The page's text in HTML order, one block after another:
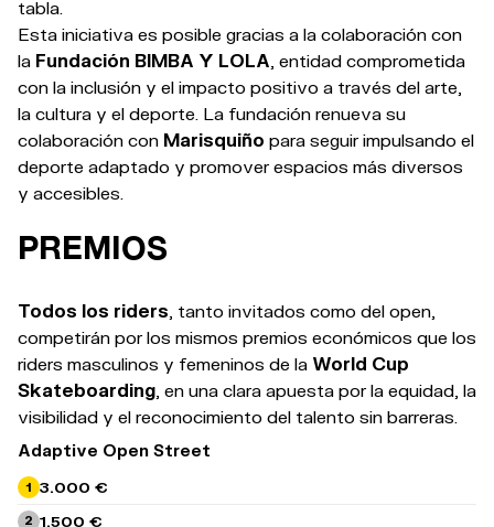
tabla.
Esta iniciativa es posible gracias a la colaboración con
la Fundación BIMBA Y LOLA , entidad comprometida
con la inclusión y el impacto positivo a través del arte,
la cultura y el deporte. La fundación renueva su
colaboración con Marisquiño para seguir impulsando el
deporte adaptado y promover espacios más diversos
y accesibles.
PREMIOS
Todos los riders , tanto invitados como del open,
competirán por los mismos premios económicos que los
riders masculinos y femeninos de la World Cup
Skateboarding , en una clara apuesta por la equidad, la
visibilidad y el reconocimiento del talento sin barreras.
Adaptive Open Street
1 3.000 €
2 1.500 €